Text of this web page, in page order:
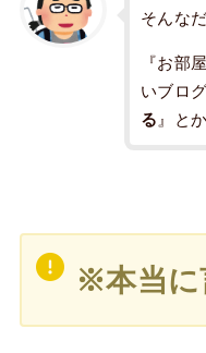
そんな
『お部
いブロ
る 』と
※本当に